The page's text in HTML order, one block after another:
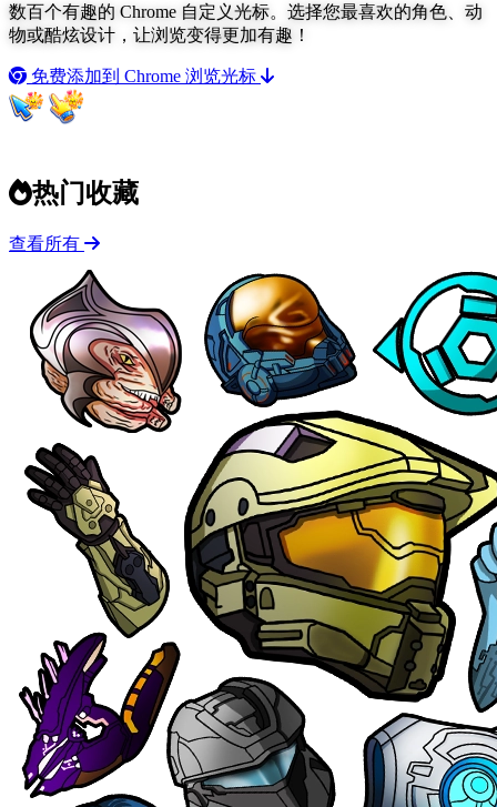
数百个有趣的 Chrome 自定义光标。选择您最喜欢的角色、动
物或酷炫设计，让浏览变得更加有趣！
免费添加到 Chrome 浏览光标
热门收藏
查看所有